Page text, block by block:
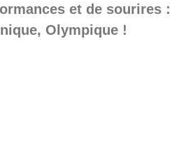
et de sourires :
Olympique !